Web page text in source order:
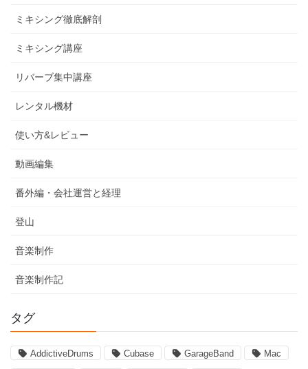
ミキシング徹底解剖
ミキシング講座
リバーブ集中講座
レンタル機材
使い方&レビュー
動画編集
番外編・会社運営と経理
登山
音楽制作
音楽制作記
タグ
AddictiveDrums Cubase GarageBand Mac